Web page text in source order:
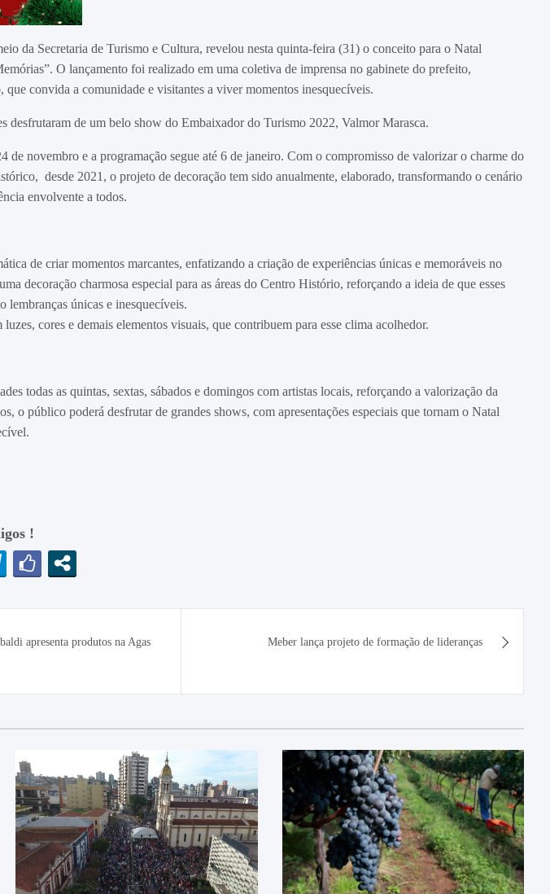
da Secretaria de Turismo e Cultura, revelou nesta quinta-feira (31) o conceito para o Natal
O lançamento foi realizado em uma coletiva de imprensa no gabinete do prefeito,
que convida a comunidade e visitantes a viver momentos inesquecíveis.
desfrutaram de um belo show do Embaixador do Turismo 2022, Valmor Marasca.
de novembro e a programação segue até 6 de janeiro. Com o compromisso de valorizar o charme do
desde 2021, o projeto de decoração tem sido anualmente, elaborado, transformando o cenário
envolvente a todos.
de criar momentos marcantes, enfatizando a criação de experiências únicas e memoráveis no
decoração charmosa especial para as áreas do Centro Histório, reforçando a ideia de que esses
lembranças únicas e inesquecíveis.
cores e demais elementos visuais, que contribuem para esse clima acolhedor.
todas as quintas, sextas, sábados e domingos com artistas locais, reforçando a valorização da
o público poderá desfrutar de grandes shows, com apresentações especiais que tornam o Natal
!
apresenta produtos na Agas
Meber lança projeto de formação de lideranças